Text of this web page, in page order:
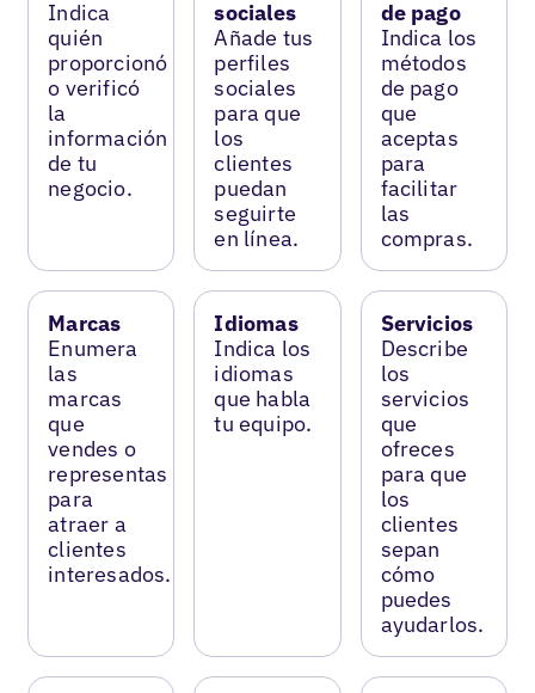
Indica
quién
proporcionó
o verificó
la
información
de tu
negocio.
sociales
Añade tus
perfiles
sociales
para que
los
clientes
puedan
seguirte
en línea.
de pago
Indica los
métodos
de pago
que
aceptas
para
facilitar
las
compras.
Marcas
Enumera
las
marcas
que
vendes o
representas
para
atraer a
clientes
interesados.
Idiomas
Indica los
idiomas
que habla
tu equipo.
Servicios
Describe
los
servicios
que
ofreces
para que
los
clientes
sepan
cómo
puedes
ayudarlos.